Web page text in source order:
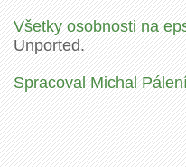
Všetky osobnosti na
Unported.
Spracoval Michal